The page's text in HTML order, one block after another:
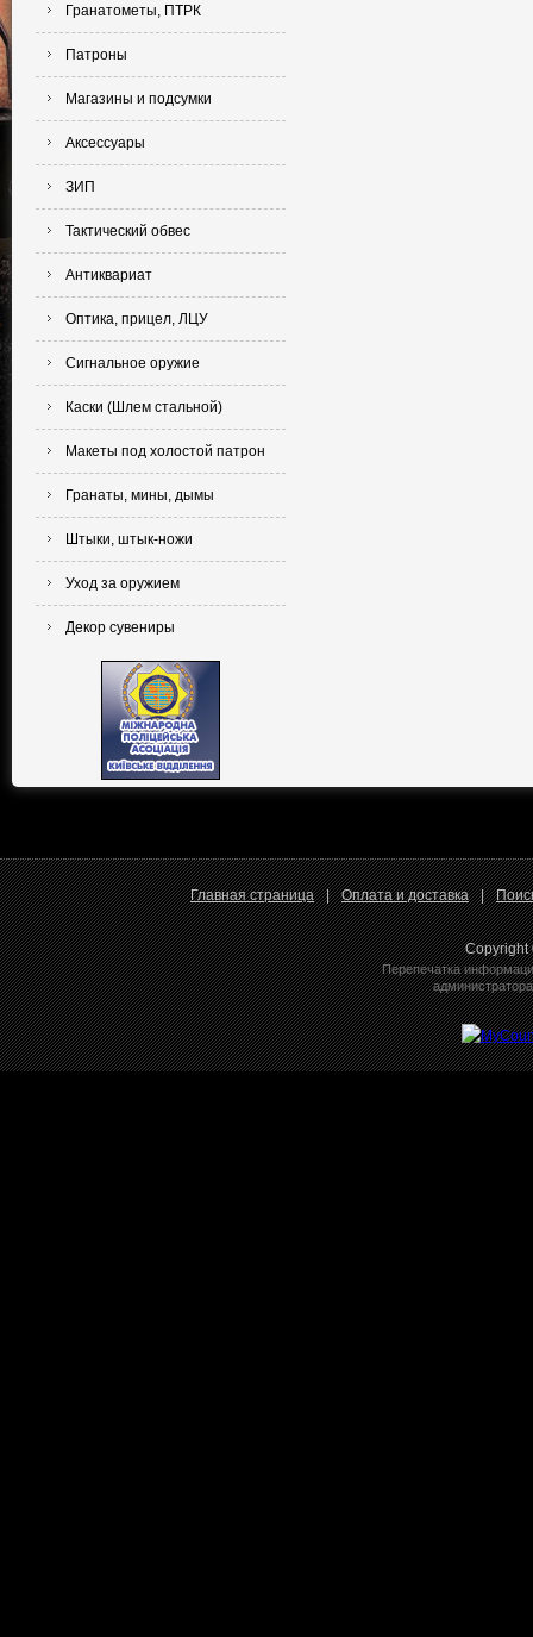
Гранатометы, ПТРК
Патроны
Магазины и подсумки
Аксессуары
ЗИП
Тактический обвес
Антиквариат
Оптика, прицел, ЛЦУ
Сигнальное оружие
Каски (Шлем стальной)
Макеты под холостой патрон
Гранаты, мины, дымы
Штыки, штык-ножи
Уход за оружием
Декор сувениры
Главная страница | Оплата и доставка |
Copyright
Перепечатка